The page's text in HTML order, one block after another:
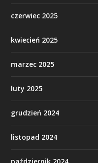
czerwiec 2025
kwiecień 2025
marzec 2025
luty 2025
grudzień 2024
listopad 2024
październik 2024